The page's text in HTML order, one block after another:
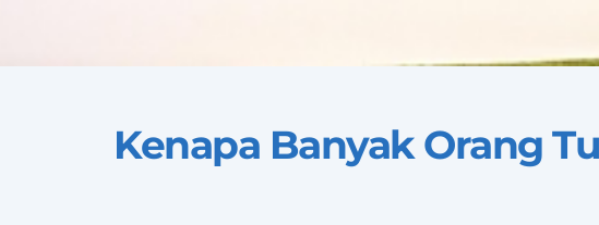
Kenapa Banyak Orang